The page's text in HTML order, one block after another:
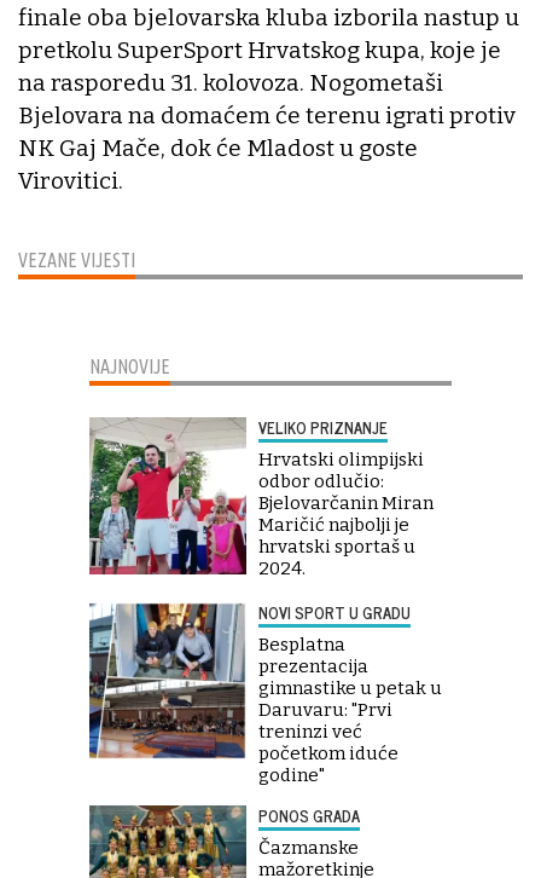
VEZANE VIJESTI
finale oba bjelovarska kluba izborila nastup u
pretkolu SuperSport Hrvatskog kupa, koje je
na rasporedu 31. kolovoza. Nogometaši
Bjelovara na domaćem će terenu igrati protiv
NK Gaj Mače, dok će Mladost u goste
Virovitici.
NAJNOVIJE
VELIKO PRIZNANJE
Hrvatski olimpijski
odbor odlučio:
Bjelovarčanin Miran
Maričić najbolji je
hrvatski sportaš u
2024.
NOVI SPORT U GRADU
Besplatna
prezentacija
gimnastike u petak u
Daruvaru: "Prvi
treninzi već
početkom iduće
godine"
PONOS GRADA
Čazmanske
mažoretkinje